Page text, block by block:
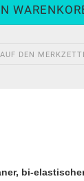
AUF DEN
bi-